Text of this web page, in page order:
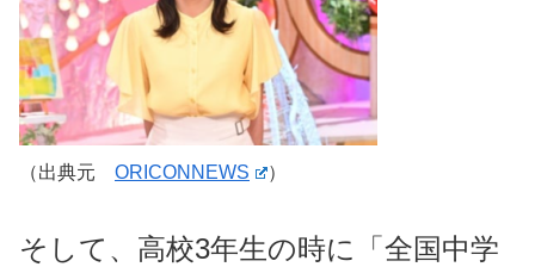
（出典元 ORICONNEWS ）
そして、高校3年生の時に「全国中学